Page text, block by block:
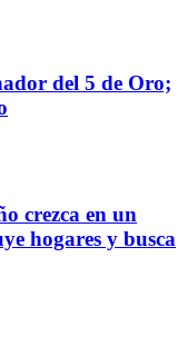
del 5 de Oro;
crezca en un
hogares y busca